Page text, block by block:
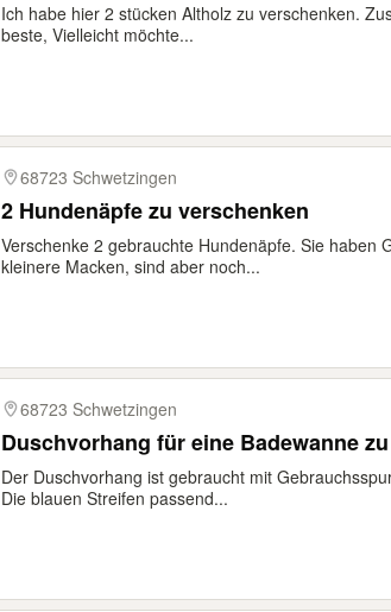
Ich habe hier 2 stücken Altholz zu verschenken.
beste, Vielleicht möchte...
68723 Schwetzingen
2 Hundenäpfe zu verschenken
Verschenke 2 gebrauchte Hundenäpfe. Sie haben
kleinere Macken, sind aber noch...
68723 Schwetzingen
Duschvorhang für eine Badewanne
Der Duschvorhang ist gebraucht mit
Die blauen Streifen passend...